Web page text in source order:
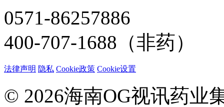
0571-86257886
400-707-1688（非药）
法律声明 隐私 Cookie政策 Cookie设置
© 2026海南OG视讯药业